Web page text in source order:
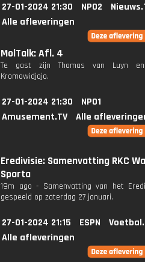
27-01-2024 21:30 NPO2
Alle afleveringen
MolTalk: Afl. 4
Te gast zijn Thomas van Luyn en
Kromowidjojo.
27-01-2024 21:30
NPO1
Amusement.TV
Alle
Eredivisie: Samenvatting RKC
Sparta
19m ago - Samenvatting van het
gespeeld op zaterdag 27 januari.
27-01-2024 21:15 ESPN
Alle afleveringen